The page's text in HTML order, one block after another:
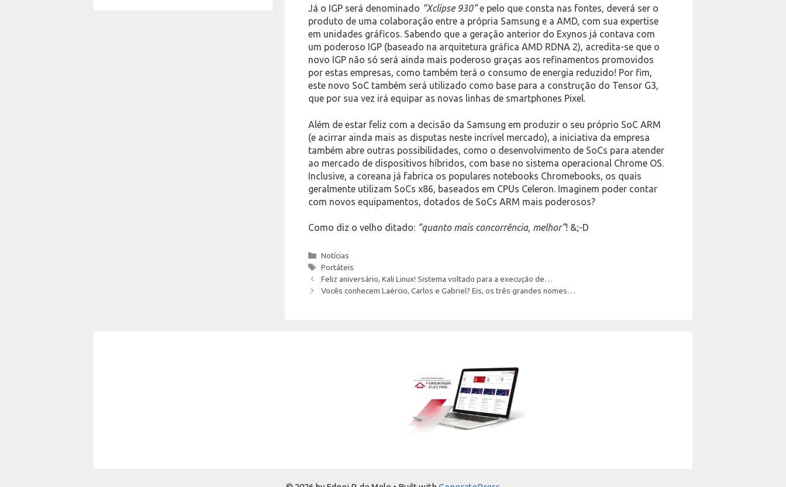
Já o IGP será denominado “Xclipse 930”e pelo que consta nas fontes, deverá ser o
produto de uma colaboração entre a própria Samsung e a AMD, com sua expertise
em unidades gráficos. Sabendo que a geração anterior do Exynos já contava com
um poderoso IGP (baseado na arquitetura gráfica AMD RDNA 2), acredita-se que o
novo IGP não só será ainda mais poderoso graças aos refinamentos promovidos
por estas empresas, como também terá o consumo de energia reduzido! Por fim,
este novo SoC também será utilizado como base para a construção do Tensor G3,
que por sua vez irá equipar as novas linhas de smartphones Pixel.
Além de estar feliz com a decisão da Samsung em produzir o seu próprio SoC ARM
(e acirrar ainda mais as disputas neste incrível mercado), a iniciativa da empresa
também abre outras possibilidades, como o desenvolvimento de SoCs para atender
ao mercado de dispositivos híbridos, com base no sistema operacional Chrome OS.
Inclusive, a coreana já fabrica os populares notebooks Chromebooks, os quais
geralmente utilizam SoCs x86, baseados em CPUs Celeron. Imaginem poder contar
com novos equipamentos, dotados de SoCs ARM mais poderosos?
Como diz o velho ditado: “quanto mais concorrência, melhor”! &;-D
Categories
Notícias
Tags
Portáteis
Feliz aniversário, Kali Linux! Sistema voltado para a execução de…
Vocês conhecem Laércio, Carlos e Gabriel? Eis, os três grandes nomes…